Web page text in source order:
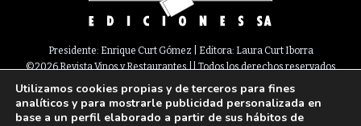
Presidente: Enrique Curt Gómez | Editora: Laura Curt Iborra
©2026 Revista Vinos y Restaurantes || Todos los derechos reservados
Newsletter Nota legal Política de Cookies Suscripción
Contacto
Paseo de Gracia, 63. 1º 2ª. 08008 Barcelona |933 180 101¦ Fax 933 183 505
Utilizamos cookies propias y de terceros para fines
analíticos y para mostrarle publicidad personalizada en
base a un perfil elaborado a partir de sus hábitos de